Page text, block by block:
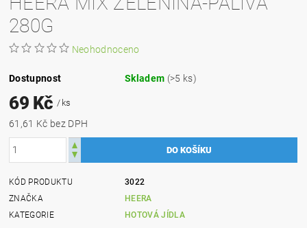
280G
Neohodnoceno
Dostupnost Skladem (>5 ks)
69 Kč/ ks
61,61 Kč bez DPH
KÓD PRODUKTU
3022
ZNAČKA
HEERA
KATEGORIE
HOTOVÁ JÍDLA